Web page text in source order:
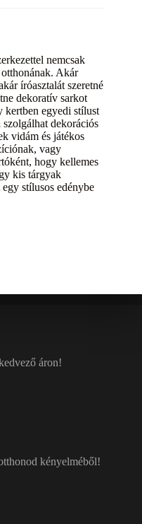
nemcsak
Akár
íróasztalát szeretné
dekoratív sarkot
kertben egyedi stílust
dekorációs
vidám és játékos
vagy
hogy kellemes
kis tárgyak
stílusos edénybe
áron!
kényelméből!